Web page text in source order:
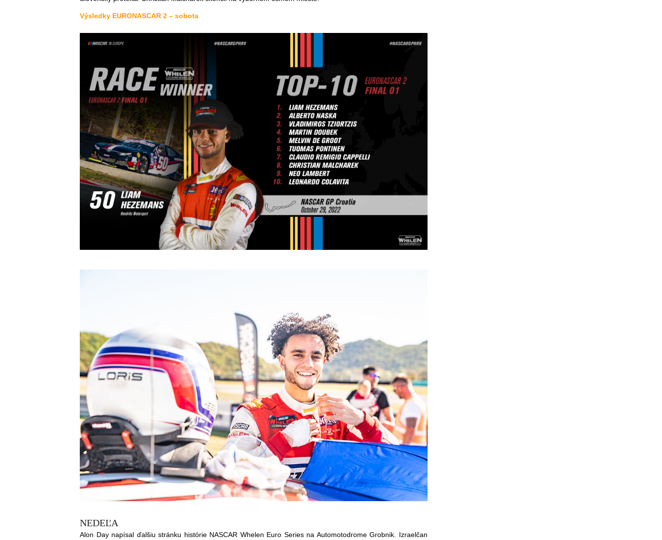
Výsledky EURONASCAR 2 – sobota
NEDEĽA
Alon Day napísal ďalšiu stránku histórie NASCAR Whelen Euro Series na Automotodrome Grobnik. Izraelčan